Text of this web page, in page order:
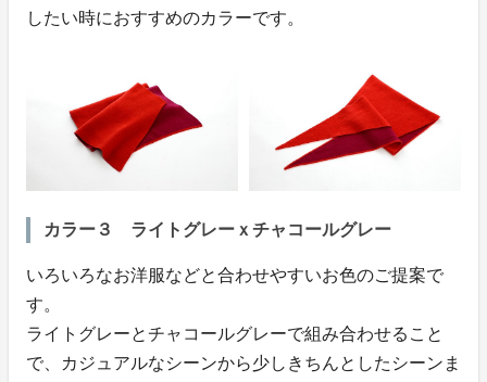
したい時におすすめのカラーです。
カラー３ ライトグレーｘチャコールグレー
いろいろなお洋服などと合わせやすいお色のご提案で
す。
ライトグレーとチャコールグレーで組み合わせること
で、カジュアルなシーンから少しきちんとしたシーンま